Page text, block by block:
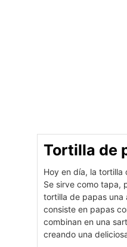
Tortilla de
Hoy en día, la tortilla
Se sirve como tapa,
tortilla de papas una
consiste en papas
combinan en una
creando una